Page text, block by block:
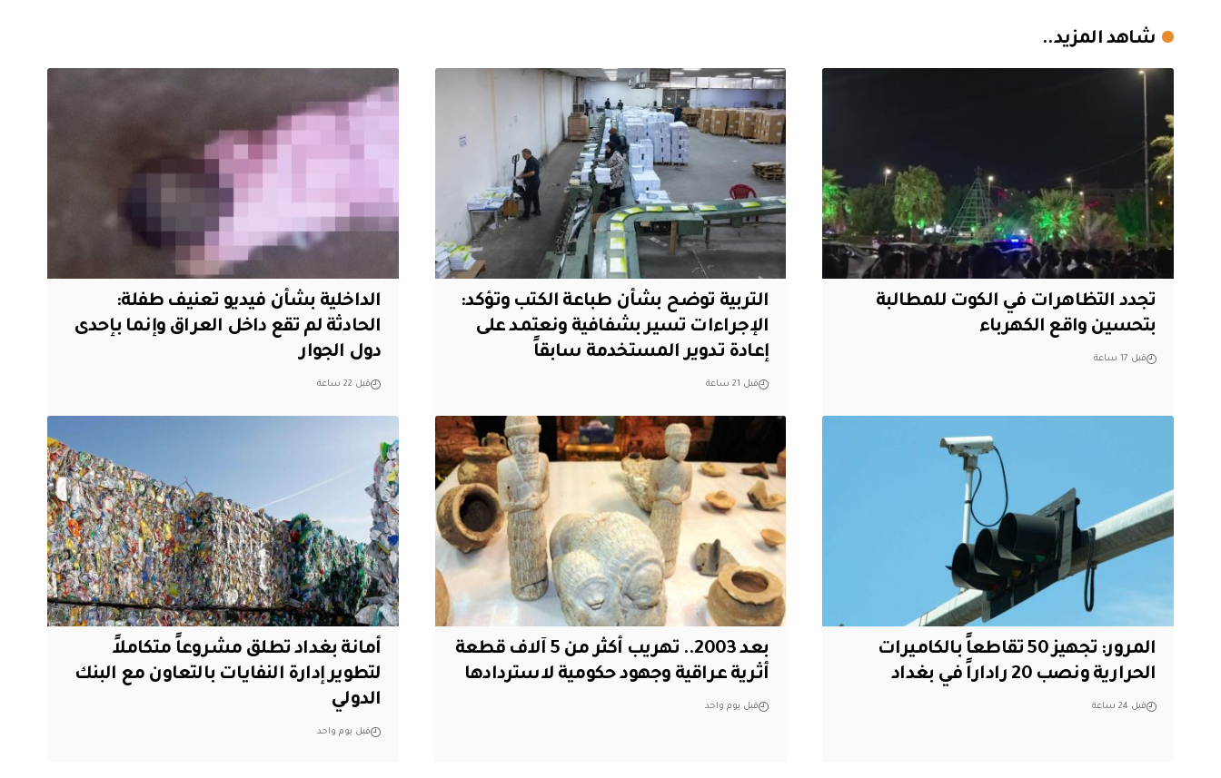
شاهد المزيد..
تجدد التظاهرات في الكوت للمطالبة
بتحسين واقع الكهرباء
قبل 17 ساعة
التربية توضح بشأن طباعة الكتب وتؤكد:
الإجراءات تسير بشفافية ونعتمد على
إعادة تدوير المستخدمة سابقاً
قبل 21 ساعة
الداخلية بشأن فيديو تعنيف طفلة:
الحادثة لم تقع داخل العراق وإنما بإحدى
دول الجوار
قبل 22 ساعة
المرور: تجهيز 50 تقاطعاً بالكاميرات
الحرارية ونصب 20 راداراً في بغداد
قبل 24 ساعة
بعد 2003.. تهريب أكثر من 5 آلاف قطعة
أثرية عراقية وجهود حكومية لاستردادها
قبل يوم واحد
أمانة بغداد تطلق مشروعاً متكاملاً
لتطوير إدارة النفايات بالتعاون مع البنك
الدولي
قبل يوم واحد